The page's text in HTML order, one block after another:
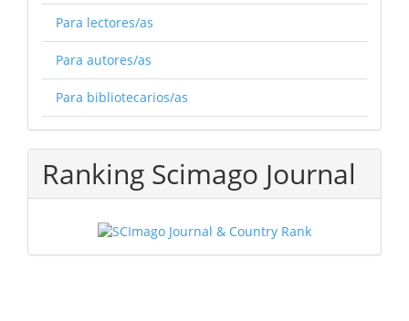
Para lectores/as
Para autores/as
Para bibliotecarios/as
Ranking Scimago Journal